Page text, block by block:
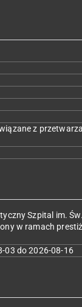
z
Szpital im.
w ramach
03 do 2026-08-16